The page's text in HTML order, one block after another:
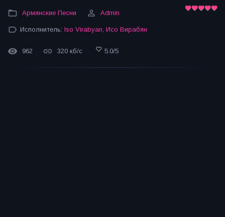
Армянские Песни Admin
Исполнитель: Iso Virabyan Исо Вирабян
962 320 кб/с 5.0/5